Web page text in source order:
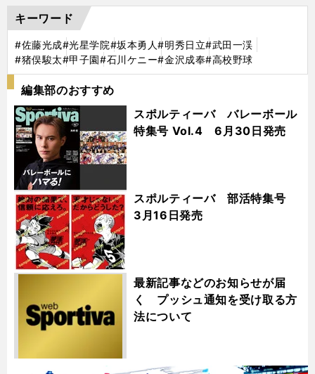
キーワード
#佐藤光成#光星学院#坂本勇人#明秀日立#武田一渓
#猪俣駿太#甲子園#石川ケニー#金沢成奉#高校野球
編集部のおすすめ
スポルティーバ バレーボール
特集号 Vol.4 6月30日発売
スポルティーバ 部活特集号
3月16日発売
最新記事などのお知らせが届
く プッシュ通知を受け取る方
法について